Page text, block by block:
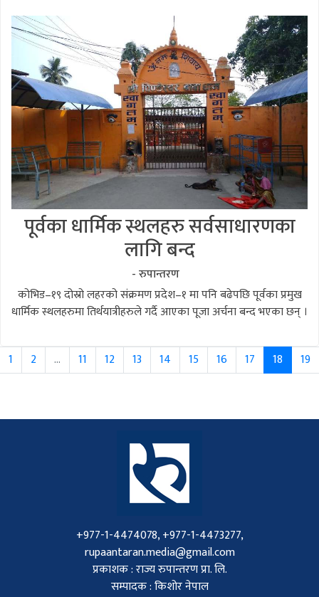
पूर्वका धार्मिक स्थलहरु सर्वसाधारणका
लागि बन्द
- रुपान्तरण
कोभिड–१९ दोस्रो लहरको संक्रमण प्रदेश–१ मा पनि बढेपछि पूर्वका प्रमुख
धार्मिक स्थलहरुमा तिर्थयात्रीहरुले गर्दै आएका पूजा अर्चना बन्द भएका छन् ।
1 2 ... 11 12 13 14 15 16 17 18 19
+977-1-4474078, +977-1-4473277,
rupaantaran.media@gmail.com
प्रकाशक : राज्य रुपान्तरण प्रा. लि.
सम्पादक : किशोर नेपाल